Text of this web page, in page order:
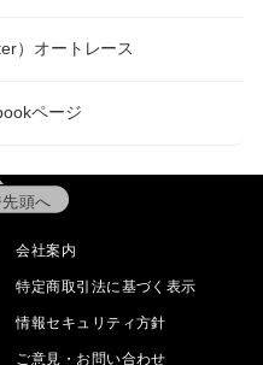
）オートレース
ページ
頭へ
会社案内
特定商取引法に基づく表示
情報セキュリティ方針
ご意見・お問い合わせ